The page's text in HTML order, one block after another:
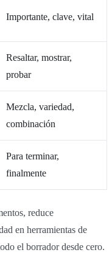
Importante, clave, vital
Resaltar, mostrar,
probar
Mezcla, variedad,
combinación
Para terminar,
finalmente
reduce
en herramientas de
el borrador desde cero.